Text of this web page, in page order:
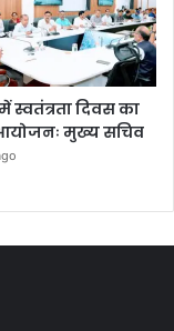
स्वतंत्रता दिवस का
मुख्य सचिव